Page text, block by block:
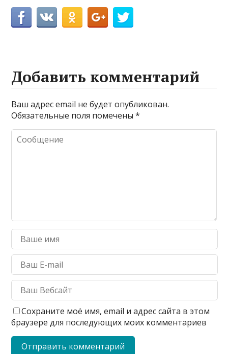
Добавить комментарий
Ваш адрес email не будет опубликован.
Обязательные поля помечены*
Сохраните моё имя, email и адрес сайта в этом
браузере для последующих моих комментариев